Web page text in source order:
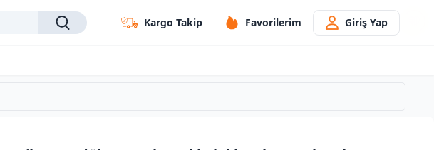
Kargo Takip Favorilerim Giriş Yap